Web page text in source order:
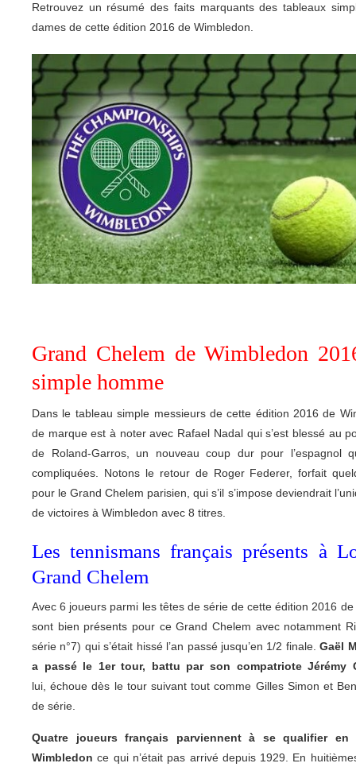
Retrouvez un résumé des faits marquants des tableaux
dames de cette édition 2016 de Wimbledon.
Grand Chelem de Wimbledon
simple homme
Dans le tableau simple messieurs de cette édition 2016 de
de marque est à noter avec Rafael Nadal qui s’est blessé au
de Roland-Garros, un nouveau coup dur pour l’espagnol
compliquées. Notons le retour de Roger Federer, forfait
pour le Grand Chelem parisien, qui s’il s’impose deviendrait
de victoires à Wimbledon avec 8 titres.
Les tennismans français présents à
Grand Chelem
Avec 6 joueurs parmi les têtes de série de cette édition 2016
sont bien présents pour ce Grand Chelem avec notamment
série n°7) qui s’était hissé l’an passé jusqu’en 1/2 finale.Gaël
a passé le 1er tour, battu par son compatriote Jérémy
lui, échoue dès le tour suivant tout comme Gilles Simon et
de série.
Quatre joueurs français parviennent à se qualifier en
Wimbledon ce qui n’était pas arrivé depuis 1929. En